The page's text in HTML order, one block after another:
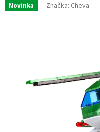
Novinka Značka: Cheva